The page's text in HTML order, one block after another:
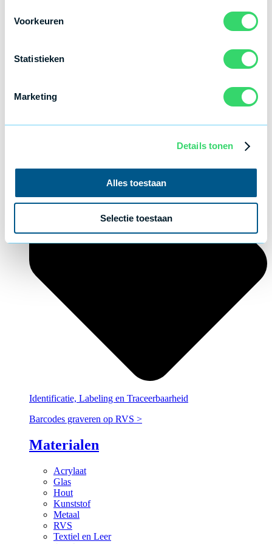
Voorkeuren
Statistieken
Marketing
Details tonen
Alles toestaan
Selectie toestaan
Graveren met een Laser>
Identificatie, Labeling en Traceerbaarheid
Barcodes graveren op RVS >
Materialen
Acrylaat
Glas
Hout
Kunststof
Metaal
RVS
Textiel en Leer